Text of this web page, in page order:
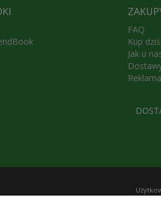
FAQ
Kup
Jak u